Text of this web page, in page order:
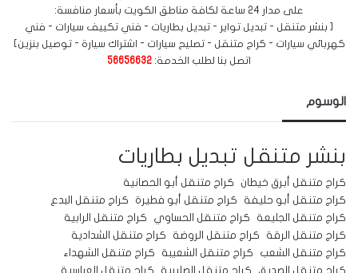
على مدار 24 ساعة لكافة مناطق الكويت بأسعار منافسة:
[ بنشر متنقل - تبديل تواير - تبديل بطاريات - فني تكييف سيارات - فني
كهربائي سيارات - كراج متنقل - تصليح سيارات - اشتراك سيارة - توصيل بنزين]
اتصل بنا لطلب الخدمة: 56656632
الوسوم
بنشر متنقل تبديل بطاريات
كراج متنقل أبرق خيطان
كراج متنقل أبو الحصانية
كراج متنقل أبو حليفة
كراج متنقل أبو فطيرة
كراج متنقل البدع
كراج متنقل الجليعة
كراج متنقل الحساوي
كراج متنقل الرابية
كراج متنقل الرقة
كراج متنقل الروضة
كراج متنقل الشدادية
كراج متنقل الشعب
كراج متنقل الشعيبة
كراج متنقل الشهداء
كراج متنقل الصديق
كراج متنقل الصليبية
كراج متنقل العباسية